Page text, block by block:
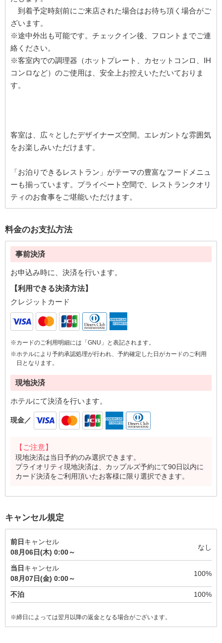
到着予定時刻前にご来店された場合はお待ち頂く場合がご
ざいます。
※途中外出も可能です。チェックイン後、フロントまでご連
絡ください。
※客室内での調理器（ホットプレート、カセットコンロ、IH
コンロなど）のご使用は、安全上お控えいただいておりま
す。
客室は、広々としたデザイナーズ空間。エレガントな雰囲気
をお楽しみいただけます。
「お泊りできるレストラン」がテーマの豊富なフードメニュ
ーも揃っています。プライベート空間で、レストランクオリ
ティのお食事をご堪能いただけます。
料金のお支払方法
事前決済
お申込み時に、決済を行います。
【利用できる決済方法】
クレジットカード
※カードのご利用明細には「GNU」と表記されます。
※ホテルにより予約承認処理が行われ、予約確定した日がカードのご利用
日となります。
現地決済
ホテルにて決済を行います。
現金／
【ご注意】
現地決済は当日予約のみ選択できます。
プライオリティ現地決済は、カップルズ予約にて90日以内に
カード決済をご利用頂いたお客様に限り選択できます。
キャンセル規定
前日 キャンセル
08月06日(木) 0:00～
なし
当日 キャンセル
08月07日(金) 0:00～
100%
不泊 100%
※締日によっては翌月以降の返金となる場合がございます。